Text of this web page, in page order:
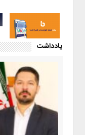
یادداشت